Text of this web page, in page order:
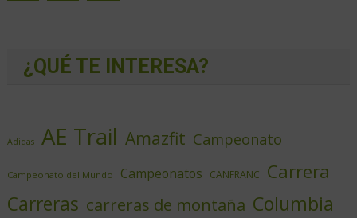
¿QUÉ TE INTERESA?
Adidas AE Trail Amazfit Campeonato
Campeonato del Mundo Campeonatos CANFRANC
Carrera
Carreras carreras de montaña Columbia